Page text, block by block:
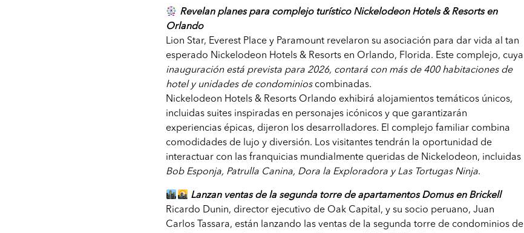
Revelan planes para complejo turístico Nickelodeon Hotels & Resorts en
Orlando
Lion Star, Everest Place y Paramount revelaron su asociación para dar vida al tan
esperado Nickelodeon Hotels & Resorts en Orlando, Florida. Este complejo, cuya
inauguración está prevista para 2026, contará con más de 400 habitaciones de
hotel y unidades de condominioscombinadas.
Nickelodeon Hotels & Resorts Orlando exhibirá alojamientos temáticos únicos,
incluidas suites inspiradas en personajes icónicos y que garantizarán
experiencias épicas, dijeron los desarrolladores. El complejo familiar combina
comodidades de lujo y diversión. Los visitantes tendrán la oportunidad de
interactuar con las franquicias mundialmente queridas de Nickelodeon, incluidas
Bob Esponja, Patrulla Canina, Dora la Exploradora y Las Tortugas Ninja.
Lanzan ventas de la segunda torre de apartamentos Domus en Brickell
Ricardo Dunin, director ejecutivo de Oak Capital, y su socio peruano, Juan
Carlos Tassara, están lanzando las ventas de la segunda torre de condominios de